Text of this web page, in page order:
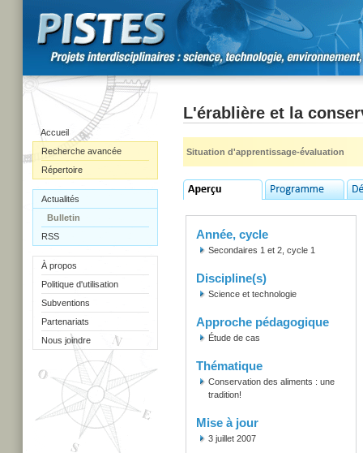
Accueil
Recherche avancée
Répertoire
Actualités
Bulletin
RSS
À propos
Politique d'utilisation
Subventions
Partenariats
Nous joindre
L'érablière et la
Situation d'apprentissage-évaluation
Année, cycle
Secondaires 1 et 2, cycle 1
Discipline(s)
Science et technologie
Approche pédagogique
Étude de cas
Thématique
Conservation des aliments : une
tradition!
Mise à jour
3 juillet 2007